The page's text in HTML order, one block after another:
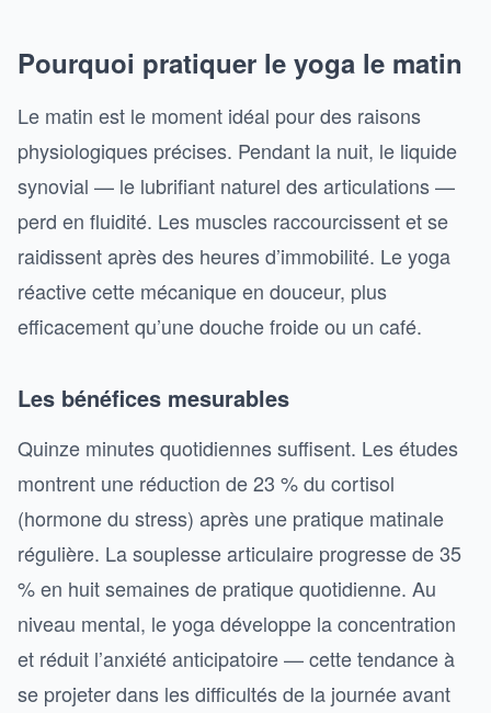
Pourquoi pratiquer le yoga le matin
Le matin est le moment idéal pour des raisons
physiologiques précises. Pendant la nuit, le liquide
synovial — le lubrifiant naturel des articulations —
perd en fluidité. Les muscles raccourcissent et se
raidissent après des heures d’immobilité. Le yoga
réactive cette mécanique en douceur, plus
efficacement qu’une douche froide ou un café.
Les bénéfices mesurables
Quinze minutes quotidiennes suffisent. Les études
montrent une réduction de 23 % du cortisol
(hormone du stress) après une pratique matinale
régulière. La souplesse articulaire progresse de 35
% en huit semaines de pratique quotidienne. Au
niveau mental, le yoga développe la concentration
et réduit l’anxiété anticipatoire — cette tendance à
se projeter dans les difficultés de la journée avant